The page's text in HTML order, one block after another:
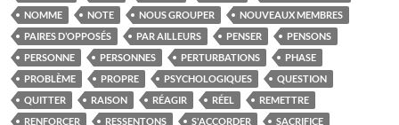
NOMME
NOTE NOUS GROUPER
NOUVEAUX MEMBRES
PAIRES D’OPPOSÉS
PAR AILLEURS PENSER
PENSONS
PERSONNE
PERSONNES PERTURBATIONS
PHASE
PROBLÈME
PROPRE PSYCHOLOGIQUES
QUESTION
QUITTER
RAISON RÉAGIR RÉEL
REMETTRE
RENFORCER
RESSENTONS S'ACCORDER
SACRIFICE